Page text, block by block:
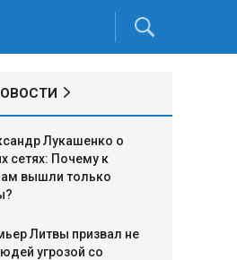
Лукашенко о
сетях: Почему к
вышли только
Литвы призвал не
угрозой со